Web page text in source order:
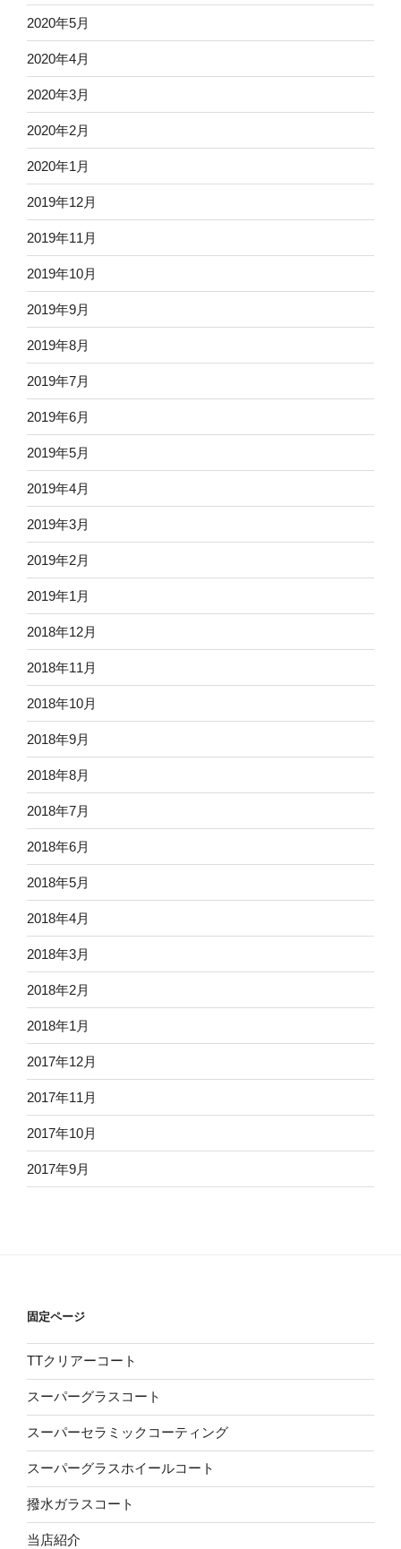
2020年5月
2020年4月
2020年3月
2020年2月
2020年1月
2019年12月
2019年11月
2019年10月
2019年9月
2019年8月
2019年7月
2019年6月
2019年5月
2019年4月
2019年3月
2019年2月
2019年1月
2018年12月
2018年11月
2018年10月
2018年9月
2018年8月
2018年7月
2018年6月
2018年5月
2018年4月
2018年3月
2018年2月
2018年1月
2017年12月
2017年11月
2017年10月
2017年9月
固定ページ
TTクリアーコート
スーパーグラスコート
スーパーセラミックコーティング
スーパーグラスホイールコート
撥水ガラスコート
当店紹介